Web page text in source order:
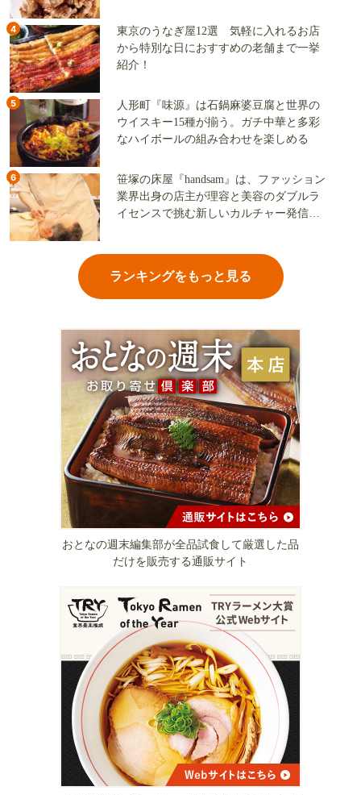
4
東京のうなぎ屋12選 気軽に入れるお店
から特別な日におすすめの老舗まで一挙
紹介！
5
人形町『味源』は石鍋麻婆豆腐と世界の
ウイスキー15種が揃う。ガチ中華と多彩
なハイボールの組み合わせを楽しめる
6
笹塚の床屋『handsam』は、ファッション
業界出身の店主が理容と美容のダブルラ
イセンスで挑む新しいカルチャー発信基
ランキングをもっと見る
おとなの週末編集部が全品試食して厳選した品
だけを販売する通販サイト